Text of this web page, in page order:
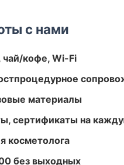
с нами
кофе, Wi-Fi
материалы
сертификаты на
косметолога
без выходных